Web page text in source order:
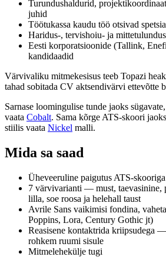
Turundushaldurid,
juhid
Töötukassa kaudu töö otsivad
Haridus-, tervishoiu- ja
Eesti korporatsioonide (Tallink,
kandidaadid
Värvivaliku mitmekesisus teeb Topazi
tahad sobitada CV aktsendivärvi ettevõtte
Sarnase loomingulise tunde jaoks
vaata Cobalt. Sama kõrge ATS-skoori
stiilis vaata Nickel malli.
Mida sa saad
Üheveeruline paigutus ATS-
7 värvivarianti — must, taevasinine,
lilla, soe roosa ja helehall taust
Avrile Sans vaikimisi fondina,
Poppins, Lora, Century Gothic jt)
Reasisene kontaktrida kriipsudega
rohkem ruumi sisule
Mitmelehekülje tugi